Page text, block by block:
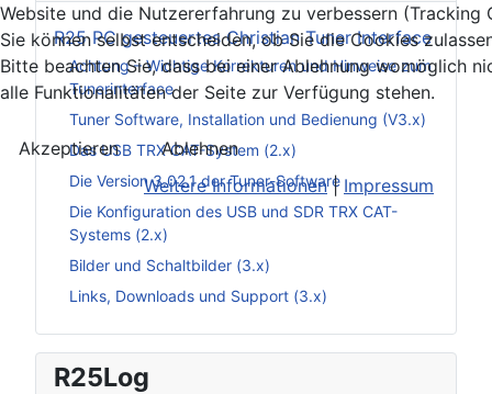
R25 PC gesteuertes Christian Tuner Interface
Achtung – Wichtige Korrekturen und Hinweise zum
Tunerinterface
Tuner Software, Installation und Bedienung (V3.x)
Das USB TRX CAT-System (2.x)
Die Version 3.02.1 der Tuner-Software
Die Konfiguration des USB und SDR TRX CAT-
Systems (2.x)
Bilder und Schaltbilder (3.x)
Links, Downloads und Support (3.x)
R25Log
Website und die Nutzererfahrung zu verbessern (Tracking
Sie können selbst entscheiden, ob Sie die Cookies
Bitte beachten Sie, dass bei einer Ablehnung womöglich
alle Funktionalitäten der Seite zur Verfügung stehen.
Akzeptieren
Ablehnen
Weitere Informationen| Impressum